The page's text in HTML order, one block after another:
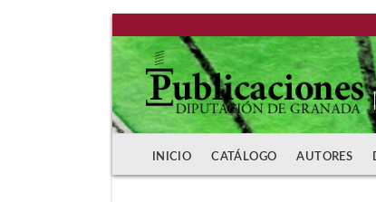
INICIO CATÁLOGO AUTORES